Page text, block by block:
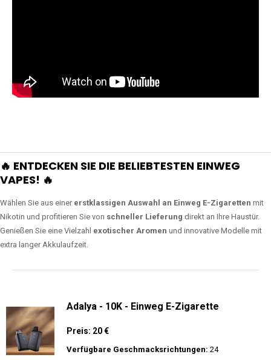
🔥 ENTDECKEN SIE DIE BELIEBTESTEN EINWEG
VAPES! 🔥
Wählen Sie aus einer erstklassigen Auswahl an Einweg E-Zigaretten mit
Nikotin und profitieren Sie von schneller Lieferung direkt an Ihre Haustür.
Genießen Sie eine Vielzahl exotischer Aromen und innovative Modelle mit
extra langer Akkulaufzeit.
Adalya - 10K - Einweg E-Zigarette
Preis: 20 €
Verfügbare Geschmacksrichtungen: 24